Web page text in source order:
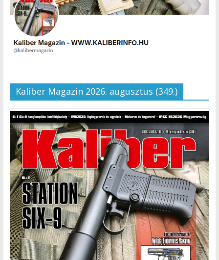
Kaliber Magazin 2026. augusztus (349.)